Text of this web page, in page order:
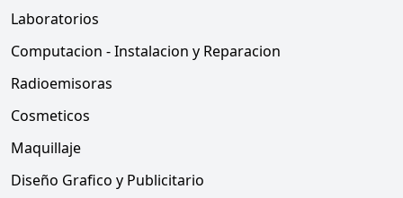
Laboratorios
Computacion - Instalacion y Reparacion
Radioemisoras
Cosmeticos
Maquillaje
Diseño Grafico y Publicitario